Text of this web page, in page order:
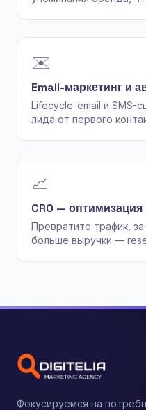
✉️
Email-маркетинг и
Lifecycle-email и SMS-
лида от первого
📈
CRO —
Превратите трафик,
больше выручки —
Фокусируемся на